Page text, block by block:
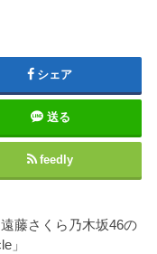
シェア
送る
feedly
藤さくら乃木坂46の
」